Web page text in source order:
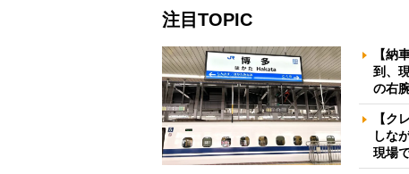
注目TOPIC
【納
到、
の右
【ク
しな
現場